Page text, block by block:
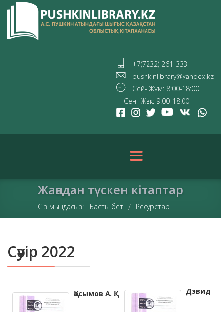
+7(7232) 261-333
pushkinlibrary@yandex.kz
Сей- Жұм: 8:00-18:00
Сен- Жек: 9:00-18:00
Жаңадан түскен кітаптар
Сіз мындасыз: Басты бет / Ресурстар
Сәуір 2022
Қасымов А. Қ. Дэвид